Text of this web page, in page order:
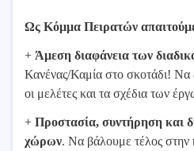
Ως Κόμμα Πειρατών
+ Άμεση διαφάνεια των
Κανένας/Καμία στο σκοτάδι! Να
οι μελέτες και τα σχέδια των
+ Προστασία, συντήρηση και
χώρων. Να βάλουμε τέλος στην